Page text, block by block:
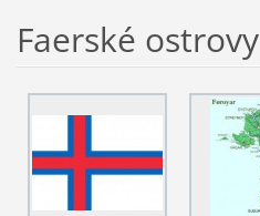
Faerské ostrovy